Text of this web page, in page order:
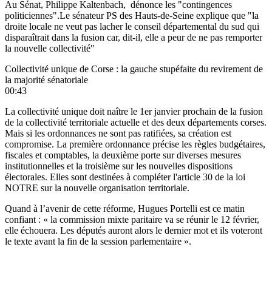
Au Sénat, Philippe Kaltenbach, dénonce les "contingences
politiciennes".Le sénateur PS des Hauts-de-Seine explique que "la
droite locale ne veut pas lacher le conseil départemental du sud qui
disparaîtrait dans la fusion car, dit-il, elle a peur de ne pas remporter
la nouvelle collectivité"
Collectivité unique de Corse : la gauche stupéfaite du revirement de
la majorité sénatoriale
00:43
La collectivité unique doit naître le 1er janvier prochain de la fusion
de la collectivité territoriale actuelle et des deux départements corses.
Mais si les ordonnances ne sont pas ratifiées, sa création est
compromise. La première ordonnance précise les règles budgétaires,
fiscales et comptables, la deuxième porte sur diverses mesures
institutionnelles et la troisième sur les nouvelles dispositions
électorales. Elles sont destinées à compléter l'article 30 de la loi
NOTRE sur la nouvelle organisation territoriale.
Quand à l’avenir de cette réforme, Hugues Portelli est ce matin
confiant : « la commission mixte paritaire va se réunir le 12 février,
elle échouera. Les députés auront alors le dernier mot et ils voteront
le texte avant la fin de la session parlementaire ».